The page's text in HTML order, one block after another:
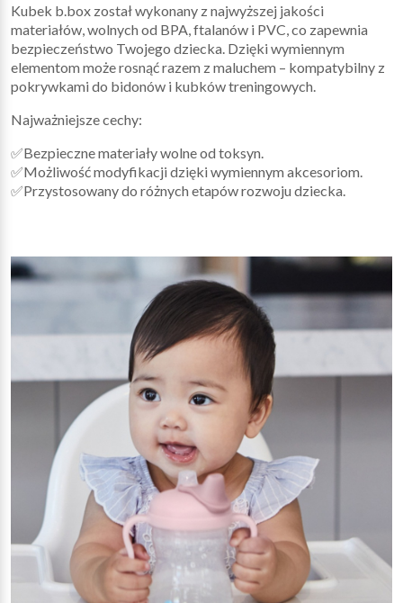
Kubek b.box został wykonany z najwyższej jakości
materiałów, wolnych od BPA, ftalanów i PVC, co zapewnia
bezpieczeństwo Twojego dziecka. Dzięki wymiennym
elementom może rosnąć razem z maluchem – kompatybilny z
pokrywkami do bidonów i kubków treningowych.
Najważniejsze cechy:
✅Bezpieczne materiały wolne od toksyn.
✅Możliwość modyfikacji dzięki wymiennym akcesoriom.
✅Przystosowany do różnych etapów rozwoju dziecka.